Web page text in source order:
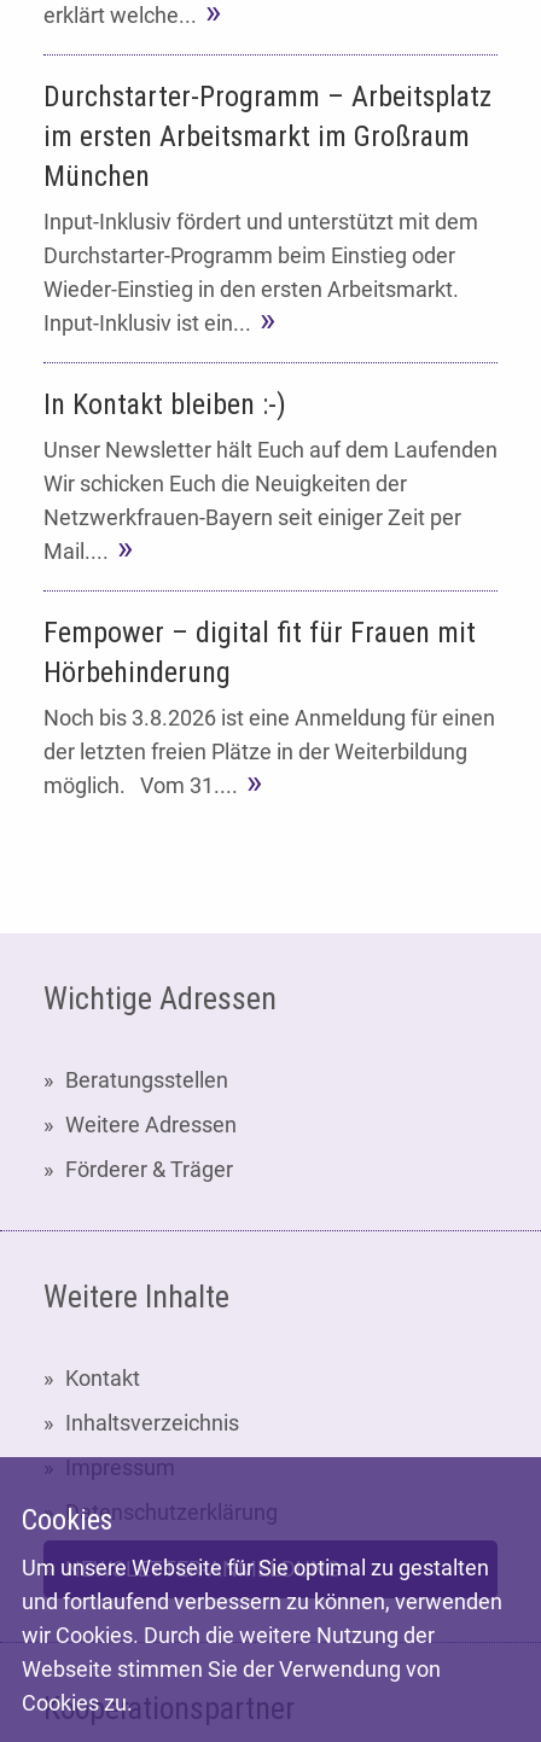
erklärt welche...
Durchstarter-Programm – Arbeitsplatz
im ersten Arbeitsmarkt im Großraum
München
Input-Inklusiv fördert und unterstützt mit dem
Durchstarter-Programm beim Einstieg oder
Wieder-Einstieg in den ersten Arbeitsmarkt.
Input-Inklusiv ist ein...
In Kontakt bleiben :-)
Unser Newsletter hält Euch auf dem Laufenden
Wir schicken Euch die Neuigkeiten der
Netzwerkfrauen-Bayern seit einiger Zeit per
Mail....
Fempower – digital fit für Frauen mit
Hörbehinderung
Noch bis 3.8.2026 ist eine Anmeldung für einen
der letzten freien Plätze in der Weiterbildung
möglich. Vom 31....
Wichtige Adressen
Beratungsstellen
Weitere Adressen
Förderer & Träger
Weitere Inhalte
Kontakt
Inhaltsverzeichnis
Impressum
Datenschutzerklärung
NEWSLETTER-ANMELDUNG
Kooperationspartner
Cookies
Um unsere Webseite für Sie optimal zu gestalten
und fortlaufend verbessern zu können, verwenden
wir Cookies. Durch die weitere Nutzung der
Webseite stimmen Sie der Verwendung von
Cookies zu.